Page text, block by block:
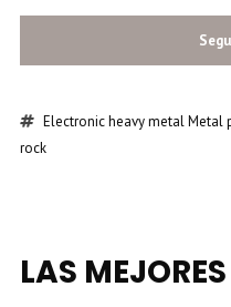
Electronicheavy metalMetal
rock
LAS